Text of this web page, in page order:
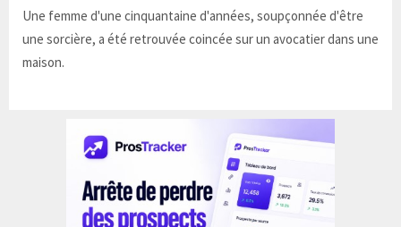
Une femme d'une cinquantaine d'années, soupçonnée d'être
une sorcière, a été retrouvée coincée sur un avocatier dans une
maison.